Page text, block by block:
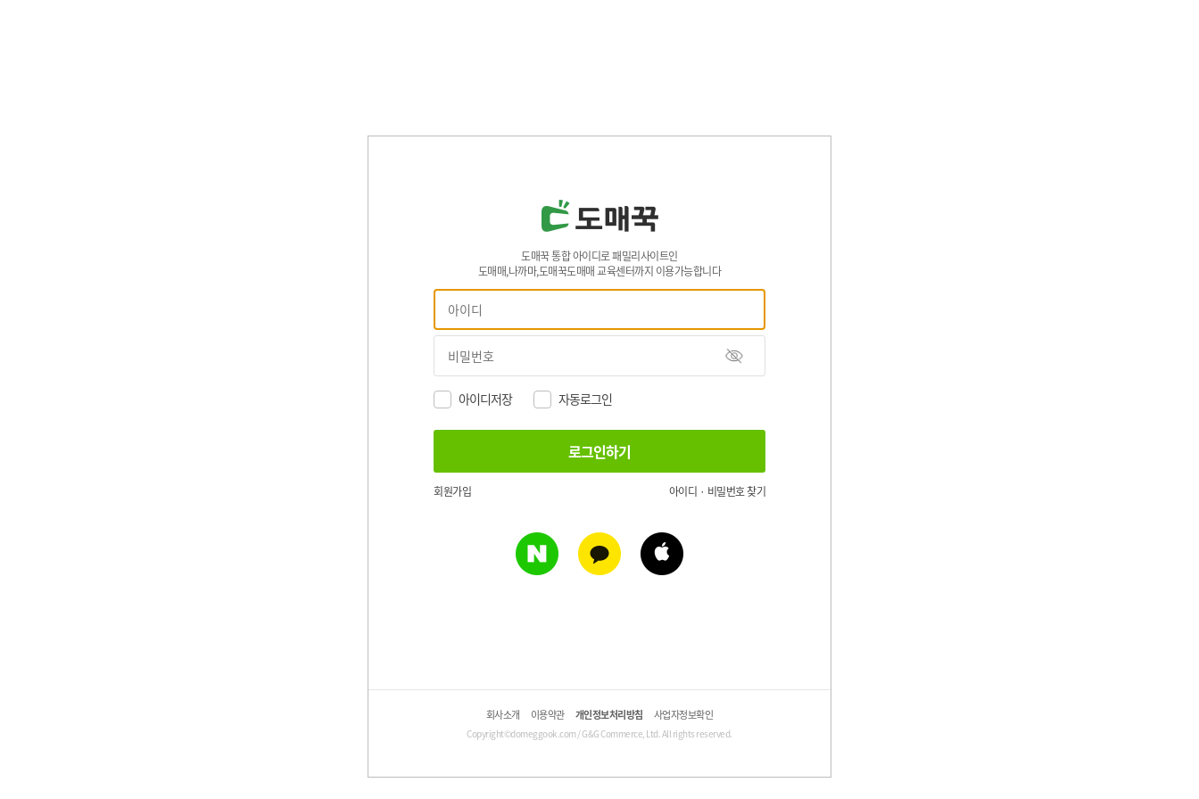
도매꾹 통합 아이디로 패밀리사이트인
도매매,나까마,도매꾹도매매 교육센터까지 이용가능합니다
아이디저장 자동로그인
회원가입 아이디 · 비밀번호 찾기
회사소개 이용약관 개인정보처리방침 사업자정보확인
Copyright©domeggook.com / G&G Commerce, Ltd. All rights reserved.